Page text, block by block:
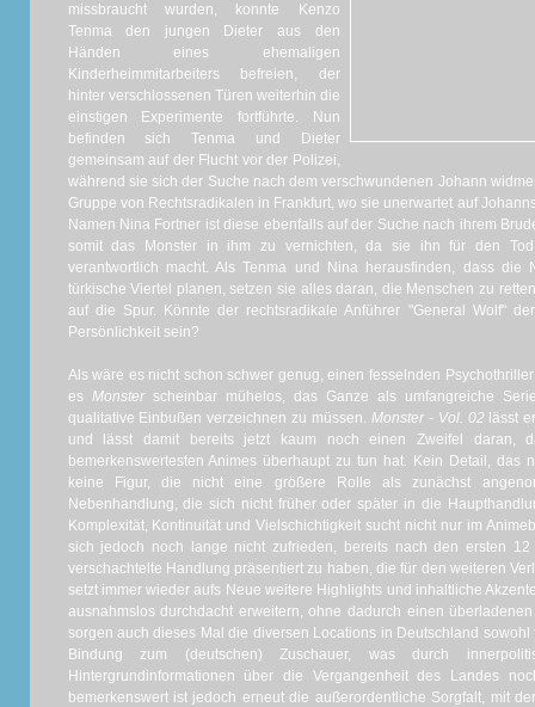
missbraucht wurden, konnte Kenzo
Tenma den jungen Dieter aus den
Händen eines ehemaligen
Kinderheimmitarbeiters befreien, der
hinter verschlossenen Türen weiterhin die
einstigen Experimente fortführte. Nun
befinden sich Tenma und Dieter
gemeinsam auf der Flucht vor der Polizei,
während sie sich der Suche nach dem verschwundenen Johann
Gruppe von Rechtsradikalen in Frankfurt, wo sie unerwartet auf
Namen Nina Fortner ist diese ebenfalls auf der Suche nach ihrem
somit das Monster in ihm zu vernichten, da sie ihn für den
verantwortlich macht. Als Tenma und Nina herausfinden, dass die
türkische Viertel planen, setzen sie alles daran, die Menschen zu
auf die Spur. Könnte der rechtsradikale Anführer "General Wolf"
Persönlichkeit sein?
Als wäre es nicht schon schwer genug, einen fesselnden
es Monster scheinbar mühelos, das Ganze als umfangreiche
qualitative Einbußen verzeichnen zu müssen. Monster - Vol. 02lässt
und lässt damit bereits jetzt kaum noch einen Zweifel daran,
bemerkenswertesten Animes überhaupt zu tun hat. Kein Detail, das
keine Figur, die nicht eine größere Rolle als zunächst
Nebenhandlung, die sich nicht früher oder später in die
Komplexität, Kontinuität und Vielschichtigkeit sucht nicht nur im
sich jedoch noch lange nicht zufrieden, bereits nach den ersten
verschachtelte Handlung präsentiert zu haben, die für den weiteren
setzt immer wieder aufs Neue weitere Highlights und inhaltliche
ausnahmslos durchdacht erweitern, ohne dadurch einen
sorgen auch dieses Mal die diversen Locations in Deutschland
Bindung zum (deutschen) Zuschauer, was durch
Hintergrundinformationen über die Vergangenheit des Landes
bemerkenswert ist jedoch erneut die außerordentliche Sorgfalt, mit